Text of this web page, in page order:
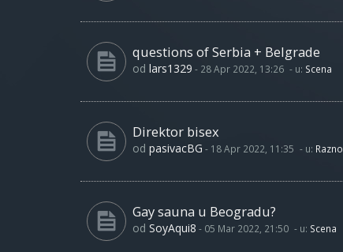
questions of Serbia + Belgrade
od lars1329 - 28 Apr 2022, 13:26 - u: Scena
Direktor bisex
od pasivacBG - 18 Apr 2022, 11:35 - u: Razno
Gay sauna u Beogradu?
od SoyAqui8 - 05 Mar 2022, 21:50 - u: Scena